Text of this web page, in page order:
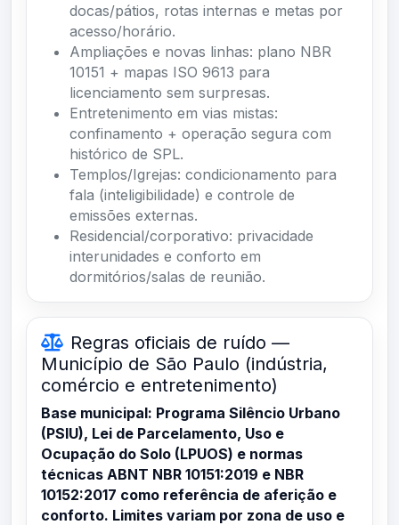
docas/pátios, rotas internas e metas por
acesso/horário.
Ampliações e novas linhas: plano NBR
10151 + mapas ISO 9613 para
licenciamento sem surpresas.
Entretenimento em vias mistas:
confinamento + operação segura com
histórico de SPL.
Templos/Igrejas: condicionamento para
fala (inteligibilidade) e controle de
emissões externas.
Residencial/corporativo: privacidade
interunidades e conforto em
dormitórios/salas de reunião.
Regras oficiais de ruído —
Município de São Paulo (indústria,
comércio e entretenimento)
Base municipal: Programa Silêncio Urbano
(PSIU), Lei de Parcelamento, Uso e
Ocupação do Solo (LPUOS) e normas
técnicas ABNT NBR 10151:2019 e NBR
10152:2017 como referência de aferição e
conforto. Limites variam por zona de uso e